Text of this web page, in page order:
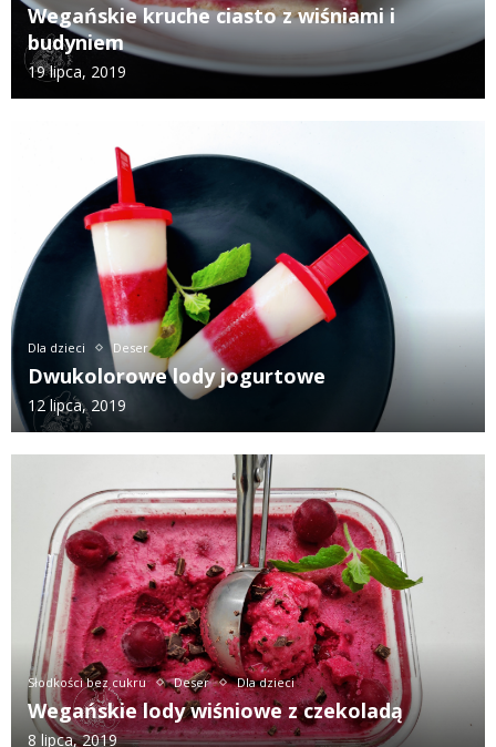
Wegańskie kruche ciasto z wiśniami i
budyniem
19 lipca, 2019
Dla dzieci Deser
Dwukolorowe lody jogurtowe
12 lipca, 2019
Słodkości bez cukru Deser Dla dzieci
Wegańskie lody wiśniowe z czekoladą
8 lipca, 2019